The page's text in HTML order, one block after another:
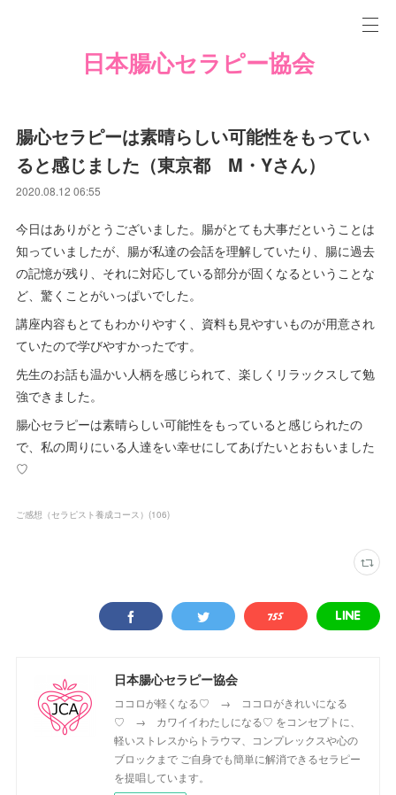
日本腸心セラピー協会
腸心セラピーは素晴らしい可能性をもってい
ると感じました（東京都 M・Yさん）
2020.08.12 06:55
今日はありがとうございました。腸がとても大事だということは
知っていましたが、腸が私達の会話を理解していたり、腸に過去
の記憶が残り、それに対応している部分が固くなるということな
ど、驚くことがいっぱいでした。
講座内容もとてもわかりやすく、資料も見やすいものが用意され
ていたので学びやすかったです。
先生のお話も温かい人柄を感じられて、楽しくリラックスして勉
強できました。
腸心セラピーは素晴らしい可能性をもっていると感じられたの
で、私の周りにいる人達をい幸せにしてあげたいとおもいました
♡
ご感想（セラピスト養成コース） (106)
日本腸心セラピー協会
ココロが軽くなる♡ → ココロがきれいになる
♡ → カワイイわたしになる♡ をコンセプトに、
軽いストレスからトラウマ、コンプレックスや心の
ブロックまで ご自身でも簡単に解消できるセラピー
を提唱しています。